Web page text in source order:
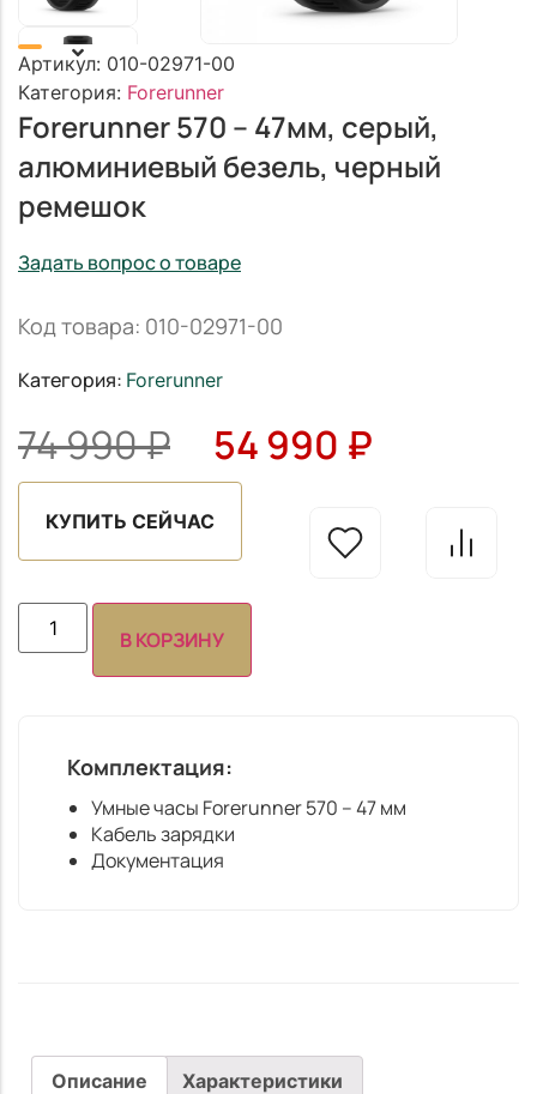
Артикул: 010-02971-00
Категория: Forerunner
Forerunner 570 – 47мм, серый,
алюминиевый безель, черный
ремешок
Задать вопрос о товаре
Код товара: 010-02971-00
Категория: Forerunner
74 990₽ 54 990 ₽
КУПИТЬ СЕЙЧАС
В КОРЗИНУ
Комплектация:
Умные часы Forerunner 570 – 47 мм
Кабель зарядки
Документация
Описание Характеристики